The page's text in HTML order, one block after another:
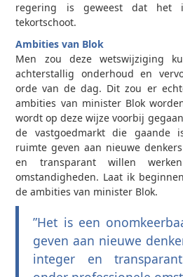
regering is geweest dat het
tekortschoot.
Ambities van Blok
Men zou deze wetswijziging
achterstallig onderhoud en
orde van de dag. Dit zou er
ambities van minister Blok
wordt op deze wijze voorbij
de vastgoedmarkt die gaande
ruimte geven aan nieuwe
en transparant willen
omstandigheden. Laat ik
de ambities van minister Blok.
”Het is een
geven aan nieuwe
integer en